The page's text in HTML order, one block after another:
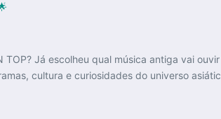
TOP? Já escolheu qual música antiga vai
cultura e curiosidades do universo